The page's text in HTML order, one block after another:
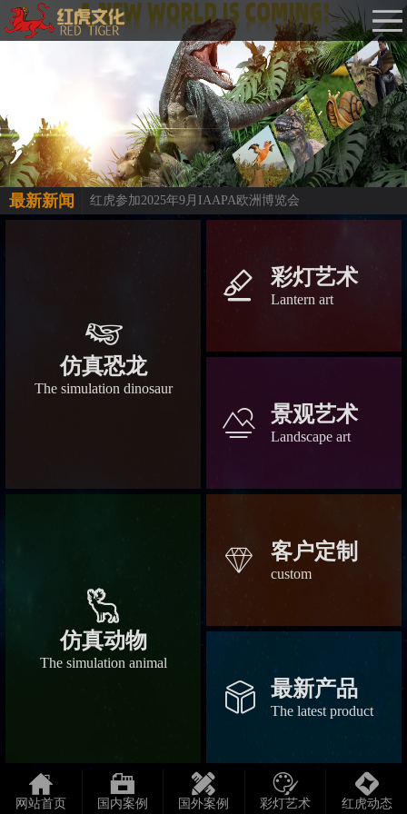
最新新闻 红虎参加2025年9月IAAPA欧洲博览会
󡀅
仿真恐龙
The simulation dinosaur
󡀁 彩灯艺术
Lantern art
󡀆 景观艺术
Landscape art
󡀄
仿真动物
The simulation animal
󡀃 客户定制
custom
󡀂 最新产品
The latest product

网站首页

国内案例

国外案例

彩灯艺术

红虎动态